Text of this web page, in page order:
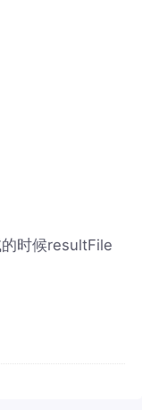
时候resultFile